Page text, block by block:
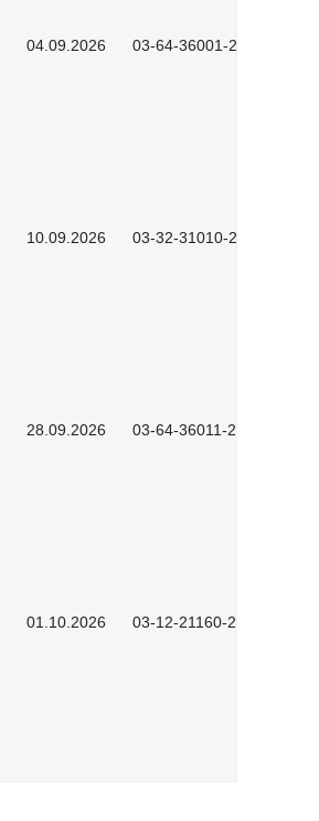
04.09.2026 03-64-36001-2602
10.09.2026 03-32-31010-2606
28.09.2026 03-64-36011-2603
01.10.2026 03-12-21160-2601